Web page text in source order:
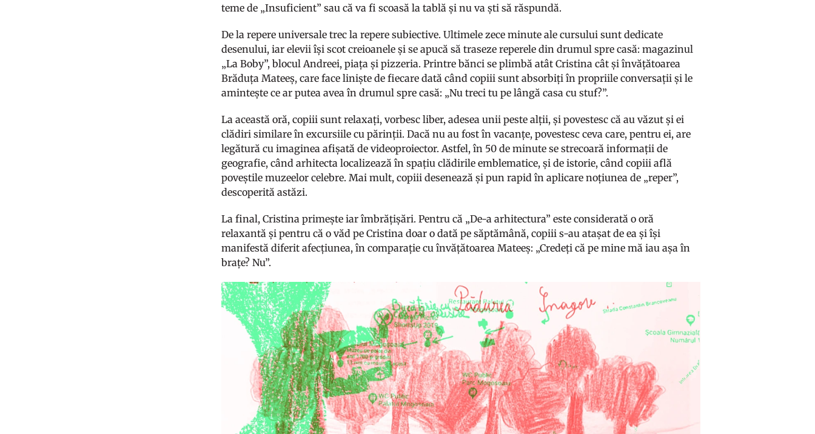
teme de „Insuficient” sau că va fi scoasă la tablă și nu va ști să răspundă.
De la repere universale trec la repere subiective. Ultimele zece minute ale cursului sunt dedicate
desenului, iar elevii își scot creioanele și se apucă să traseze reperele din drumul spre casă: magazinul
„La Boby”, blocul Andreei, piața și pizzeria. Printre bănci se plimbă atât Cristina cât și învățătoarea
Brăduța Mateeș, care face liniște de fiecare dată când copiii sunt absorbiți în propriile conversații și le
amintește ce ar putea avea în drumul spre casă: „Nu treci tu pe lângă casa cu stuf?”.
La această oră, copiii sunt relaxați, vorbesc liber, adesea unii peste alții, și povestesc că au văzut și ei
clădiri similare în excursiile cu părinții. Dacă nu au fost în vacanțe, povestesc ceva care, pentru ei, are
legătură cu imaginea afișată de videoproiector. Astfel, în 50 de minute se strecoară informații de
geografie, când arhitecta localizează în spațiu clădirile emblematice, și de istorie, când copiii află
poveștile muzeelor celebre. Mai mult, copiii desenează și pun rapid în aplicare noțiunea de „reper”,
descoperită astăzi.
La final, Cristina primește iar îmbrățișări. Pentru că „De-a arhitectura” este considerată o oră
relaxantă și pentru că o văd pe Cristina doar o dată pe săptămână, copiii s-au atașat de ea și își
manifestă diferit afecțiunea, în comparație cu învățătoarea Mateeș: „Credeți că pe mine mă iau așa în
brațe? Nu”.